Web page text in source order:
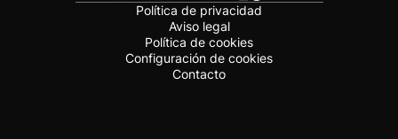
Política de privacidad
Aviso legal
Política de cookies
Configuración de cookies
Contacto